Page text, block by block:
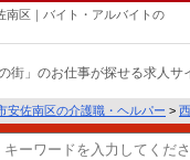
南区｜バイト・アルバイトの
の街」のお仕事が探せる求人サ
安佐南区の介護職・ヘルパー >